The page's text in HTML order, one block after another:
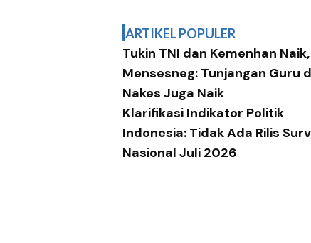
ARTIKEL POPULER
Tukin TNI dan Kemenhan Naik,
Mensesneg: Tunjangan Guru
Nakes Juga Naik
Klarifikasi Indikator Politik
Indonesia: Tidak Ada Rilis
Nasional Juli 2026